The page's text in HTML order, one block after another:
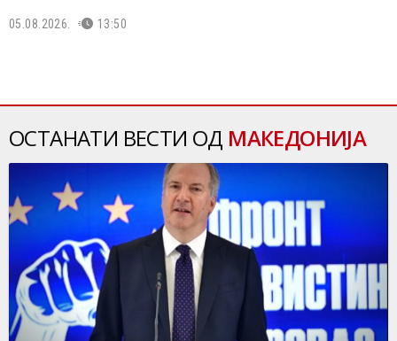
05.08.2026. 13:50
ОСТАНАТИ ВЕСТИ ОД МАКЕДОНИЈА